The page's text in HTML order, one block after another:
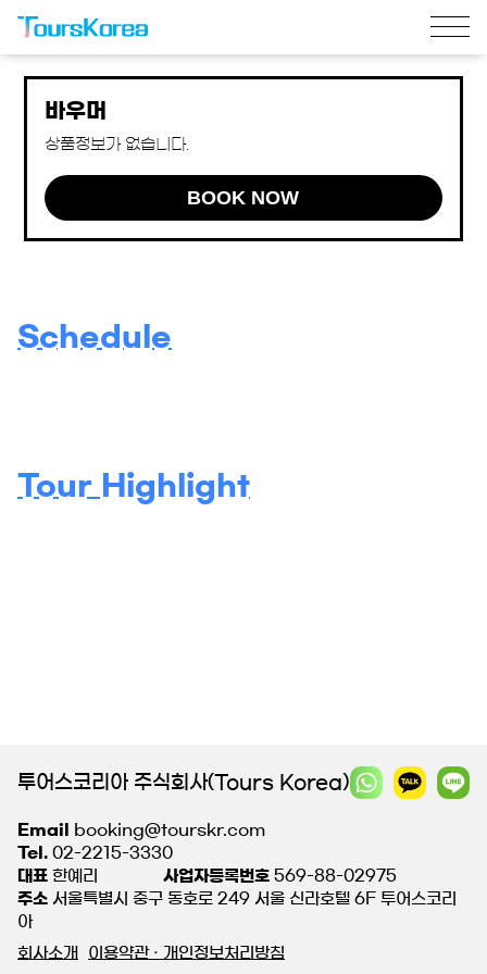
바우머
상품정보가 없습니다.
BOOK NOW
Schedule
Tour Highlight
투어스코리아 주식회사(Tours Korea)
Email
booking@tourskr.com
Tel. 02-2215-3330
대표 한예리 사업자등록번호 569-88-02975
주소 서울특별시 중구 동호로 249 서울 신라호텔 6F 투어스코리
아
회사소개
이용약관 · 개인정보처리방침